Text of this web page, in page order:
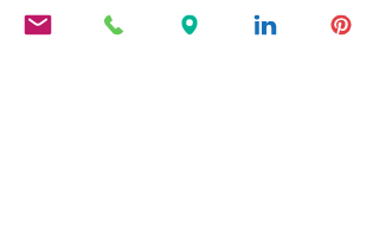
incomprensible